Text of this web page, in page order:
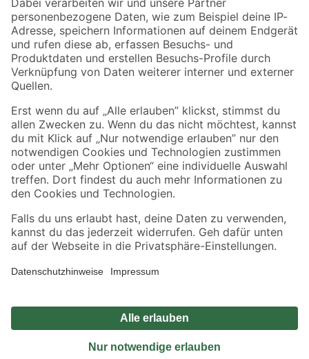
Zahlungsarten Versandarten
Sicher einkaufen
Jetzt die toom-App herunterladen
Alle Preisangaben in EUR inkl. gesetzl. MwSt.. Die dargestellten Angebote sind unter
Umständen nicht in allen Märkten verfügbar. Die angegebenen Verfügbarkeiten beziehen
Produkte nur solange der Vorrat reicht.
*Paketversand ab 59 € versandkostenfrei, gilt nicht für Artikel mit Speditionsversand, hier
Privatsphäre Impressum
Nutzungsbedingungen
Widerrufsrecht
Vertrag widerrufen